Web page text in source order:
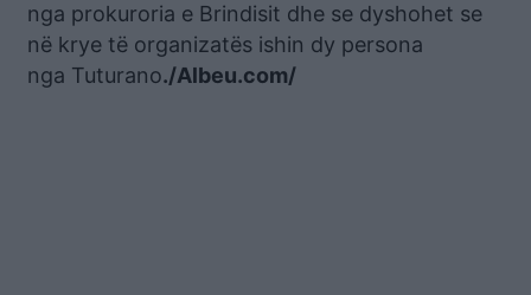
nga prokuroria e Brindisit dhe se dyshohet se
në krye të organizatës ishin dy persona
nga Tuturano./Albeu.com/